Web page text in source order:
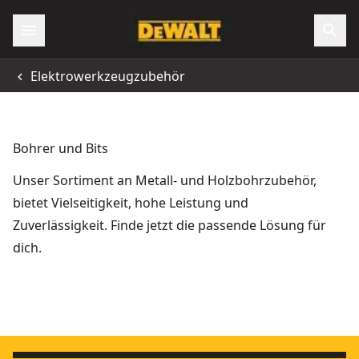
Elektrowerkzeugzubehör
Bohrer und Bits
Unser Sortiment an Metall- und Holzbohrzubehör,
bietet Vielseitigkeit, hohe Leistung und
Zuverlässigkeit. Finde jetzt die passende Lösung für
dich.